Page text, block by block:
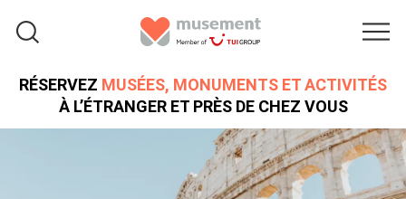
RÉSERVEZ MUSÉES, MONUMENTS ET ACTIVITÉS
À L’ÉTRANGER ET PRÈS DE CHEZ VOUS